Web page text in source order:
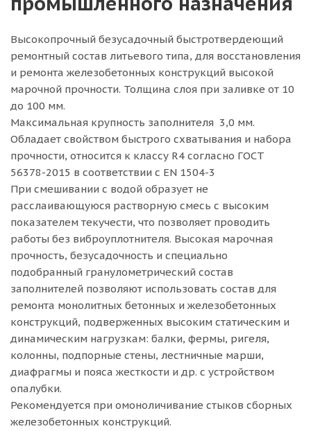
Высокопрочный безусадочный быстротвердеющий
ремонтный состав литьевого типа, для восстановления
и ремонта железобетонных конструкций высокой
марочной прочности. Толщина слоя при заливке от 10
до 100 мм.
Максимальная крупность заполнителя 3,0 мм.
Обладает свойством быстрого схватывания и набора
прочности, относится к классу R4 согласно ГОСТ
56378-2015 в соответствии с EN 1504-3
При смешивании с водой образует не
расслаивающуюся растворную смесь с высоким
показателем текучести, что позволяет проводить
работы без виброуплотнителя. Высокая марочная
прочность, безусадочность и специально
подобранный гранулометрический состав
заполнителей позволяют использовать состав для
ремонта монолитных бетонных и железобетонных
конструкций, подверженных высоким статическим и
динамическим нагрузкам: балки, фермы, ригеля,
колонны, подпорные стены, лестничные марши,
диафрагмы и пояса жесткости и др. с устройством
опалубки.
Рекомендуется при омоноличивание стыков сборных
железобетонных конструкций.